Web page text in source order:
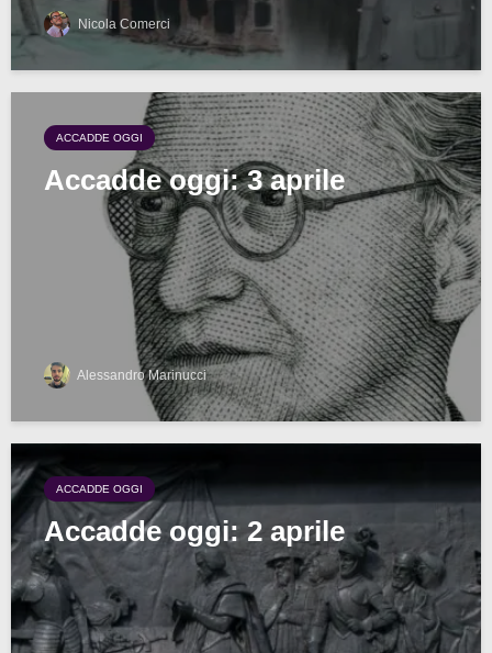
Nicola Comerci
ACCADDE OGGI
Accadde oggi: 3 aprile
Alessandro Marinucci
ACCADDE OGGI
Accadde oggi: 2 aprile